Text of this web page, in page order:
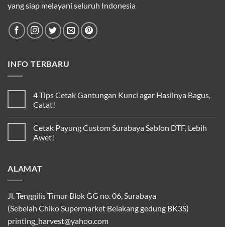
yang siap melayani seluruh Indonesia
INFO TERBARU
4 Tips Cetak Gantungan Kunci agar Hasilnya Bagus,
Catat!
Cetak Payung Custom Surabaya Sablon DTF, Lebih
Awet!
ALAMAT
Jl. Tenggilis Timur Blok GG no. 06, Surabaya
(Sebelah Chiko Supermarket Belakang gedung BK3S)
printing_harvest@yahoo.com